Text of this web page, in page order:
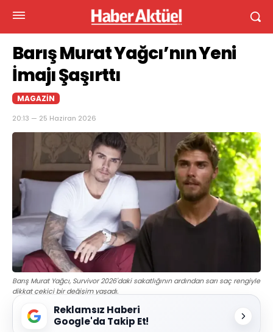
Barış Murat Yağcı’nın Yeni
İmajı Şaşırttı
MAGAZIN
20:13 — 25 Haziran 2026
Barış Murat Yağcı, Survivor 2026'daki sakatlığının ardından sarı saç rengiyle
dikkat çekici bir değişim yaşadı.
Reklamsız Haberi
Google'da Takip Et!